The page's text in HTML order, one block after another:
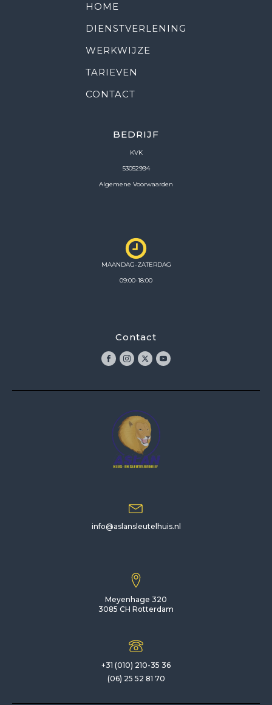
HOME
DIENSTVERLENING
WERKWIJZE
TARIEVEN
CONTACT
BEDRIJF
KVK
53052994
Algemene Voorwaarden
MAANDAG-ZATERDAG
09:00-18:00
Contact
info@aslansleutelhuis.nl
Meyenhage 320
3085 CH Rotterdam
+31 (010) 210-35 36
(06) 25 52 81 70